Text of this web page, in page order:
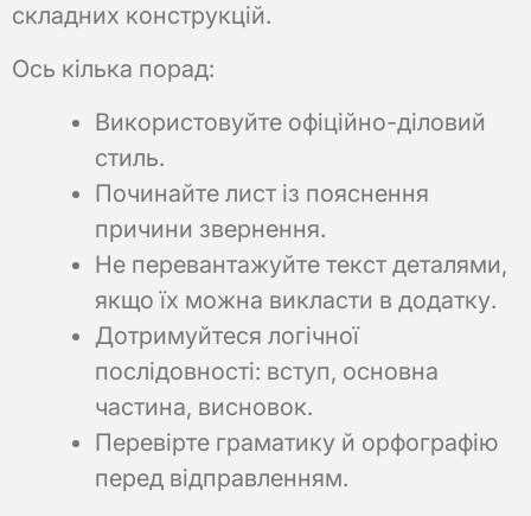
складних конструкцій.
Ось кілька порад:
Використовуйте офіційно-діловий
стиль.
Починайте лист із пояснення
причини звернення.
Не перевантажуйте текст деталями,
якщо їх можна викласти в додатку.
Дотримуйтеся логічної
послідовності: вступ, основна
частина, висновок.
Перевірте граматику й орфографію
перед відправленням.